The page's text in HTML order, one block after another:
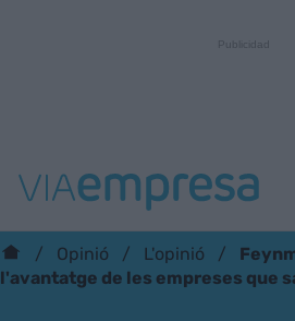
Opinió L'opinió
l'avantatge de les empreses que